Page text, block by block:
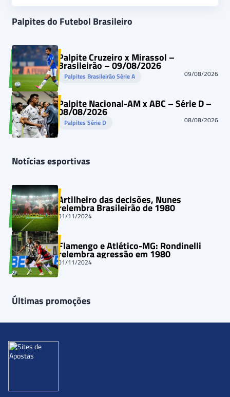
Palpites do Futebol Brasileiro
Palpite Cruzeiro x Mirassol –
Brasileirão – 09/08/2026
Palpites Brasileirão Série A 09/08/2026
Palpite Nacional-AM x ABC – Série D –
08/08/2026
Palpites Série D 08/08/2026
Notícias esportivas
Artilheiro das decisões, Nunes
relembra Brasileirão de 1980
01/11/2024
Flamengo e Atlético-MG: Rondinelli
relembra agressão em 1980
01/11/2024
Últimas promoções